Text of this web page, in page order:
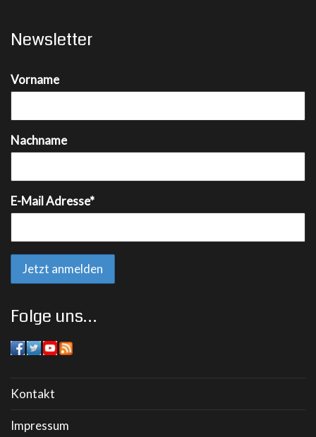
Newsletter
Vorname
Nachname
E-Mail Adresse*
Folge uns…
Kontakt
Impressum